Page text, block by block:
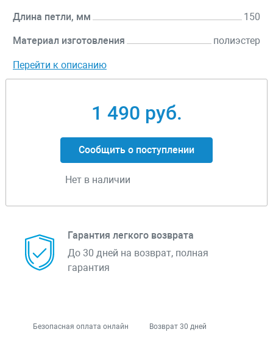
Длина петли, мм 150
Материал изготовления полиэстер
Перейти к описанию
1 490 руб.
Сообщить о поступлении
Нет в наличии
Гарантия легкого возврата
До 30 дней на возврат, полная
гарантия
Безопасная оплата онлайн Возврат 30 дней